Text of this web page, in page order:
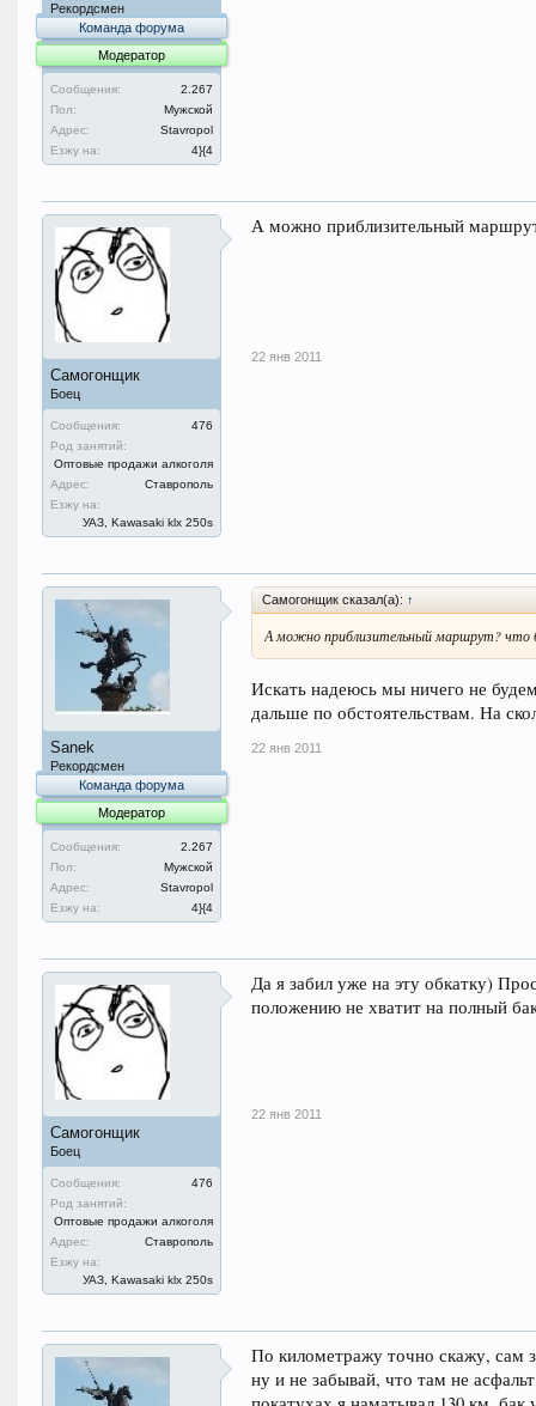
Рекордсмен
Команда форума
Модератор
Сообщения:
2.267
Пол:
Мужской
Адрес:
Stavropol
Езжу на:
4}{4
Самогонщик
Боец
Сообщения:
476
Род занятий:
Оптовые продажи алкоголя
Адрес:
Ставрополь
Езжу на:
УАЗ, Kawasaki klx 250s
А можно приблизительный
22 янв 2011
Sanek
Рекордсмен
Команда форума
Модератор
Сообщения:
2.267
Пол:
Мужской
Адрес:
Stavropol
Езжу на:
4}{4
Самогонщик сказал(а): ↑
А можно приблизительный маршрут? что
Искать надеюсь мы ничего не
дальше по обстоятельствам. На
22 янв 2011
Самогонщик
Боец
Сообщения:
476
Род занятий:
Оптовые продажи алкоголя
Адрес:
Ставрополь
Езжу на:
УАЗ, Kawasaki klx 250s
Да я забил уже на эту обкатку)
положению не хватит на полный
22 янв 2011
По километражу точно скажу, сам
ну и не забывай, что там не асфальт